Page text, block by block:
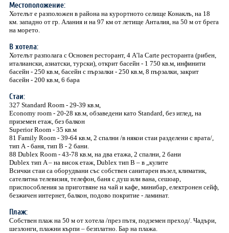
Местоположение:
Хотелът е разположен в района на курортното селище Конаклъ, на 18
км. западно от гр. Алания и на 97 км от летище Анталия, на 50 м от брега
на морето.
В хотела:
Хотелът разполага с Основен ресторант, 4 A’la Carte ресторанта (рибен,
италиански, азиатски, турски), открит басейн - 1 750 кв.м, инфинити
басейн - 250 кв.м, басейн с пързалки - 250 кв.м, 8 пързалки, закрит
басейн - 200 кв.м, 6 бара
Стаи:
327 Standard Room - 29-39 кв.м,
Economy room - 20-28 кв.м, обзаведени като Standard, без иглед, на
приземен етаж, без балкон
Superior Room - 35 кв.м
81 Family Room - 39-64 кв.м, 2 спални /в някои стаи разделени с врата/,
тип А - баня, тип В - 2 бани.
88 Dublex Room - 43-78 кв.м, на два етажа, 2 спални, 2 бани
Dublex тип A – на висок етаж, Dublex тип B – в „кулите
Всички стаи са оборудвани със собствен санитарен възел, климатик,
сателитна телевизия, телефон, баня с душ или вана, сешоар,
приспособления за приготвяне на чай и кафе, минибар, електронен сейф,
безжичен интернет, балкон, подово покритие - ламинат.
Плаж:
Собствен плаж на 50 м от хотела /през пътя, подземен преход/. Чадъри,
шезлонги, плажни кърпи – безплатно. Бар на плажа.